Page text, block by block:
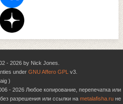
- 2026 by Nick Jones.
under GNU Affero GPL v3.
)
- 2026 Любое копирование, перепечатка или
разрешения или ссылки на metalafisha.ru не